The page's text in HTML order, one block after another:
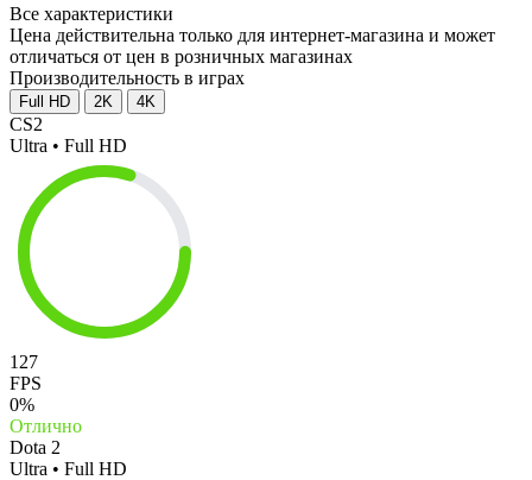
Все характеристики
Цена действительна только для интернет-магазина и может
отличаться от цен в розничных магазинах
Производительность в играх
Full HD 2K 4K
CS2
Ultra • Full HD
127
FPS
0%
Отлично
Dota 2
Ultra • Full HD